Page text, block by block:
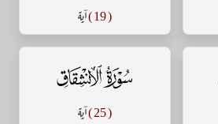
( 19 ) آية
سورة الإنشقاق
( 25 ) آية